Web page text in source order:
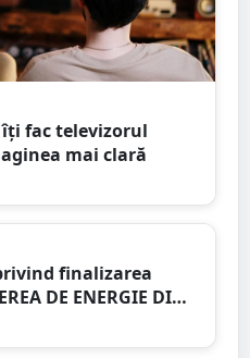
îți fac televizorul
mai clară
finalizarea
DE ENERGIE DIN
CADRUL FERMEI